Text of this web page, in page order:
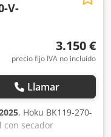
V-
3.150 €
precio fijo IVA no incluído
Llamar
, Hoku BK119-270-
con secador